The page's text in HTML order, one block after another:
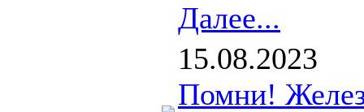
Далее...
15.08.2023
Помни!